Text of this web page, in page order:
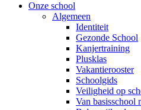
Onze school
Algemeen
Identiteit
Gezonde School
Kanjertraining
Plusklas
Vakantierooster
Schoolgids
Veiligheid op
Van basisschool